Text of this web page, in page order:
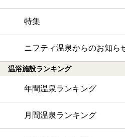
特集
ニフティ温泉からのお知ら
温浴施設ランキング
年間温泉ランキング
月間温泉ランキング